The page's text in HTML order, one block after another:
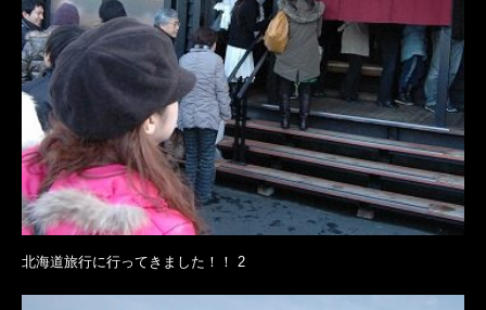
北海道旅行に行ってきました！！ 2